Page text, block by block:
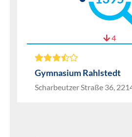
4
Gymnasium Rahlstedt
Scharbeutzer Straße 36,